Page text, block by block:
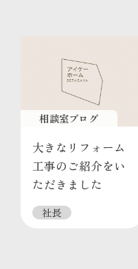
相談室ブログ
大きなリフォーム
工事のご紹介をい
ただきました
社長